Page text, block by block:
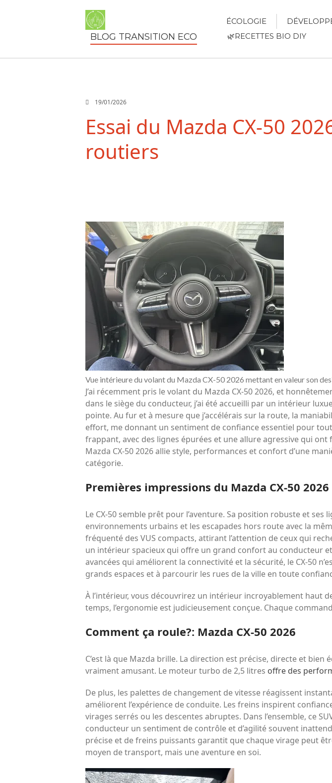
BLOG TRANSITION ECO
ÉCOLOGIE
🌿RECETTES BIO DIY
19/01/2026
Essai du Mazda CX-50
routiers
Vue intérieure du volant du Mazda CX-50 2026 mettant en valeur son
J’ai récemment pris le volant du Mazda CX-50 2026, et
dans le siège du conducteur, j’ai été accueilli par un intérieur
pointe. Au fur et à mesure que j’accélérais sur la route, la
effort, me donnant un sentiment de confiance essentiel pour
frappant, avec des lignes épurées et une allure agressive qui
Mazda CX-50 2026 allie style, performances et confort d’une
catégorie.
Premières impressions du Mazda CX-50 2026
Le CX-50 semble prêt pour l’aventure. Sa position robuste et
environnements urbains et les escapades hors route avec la
fréquenté des VUS compacts, attirant l’attention de ceux qui
un intérieur spacieux qui offre un grand confort au conducteur
avancées qui améliorent la connectivité et la sécurité, le CX-50
grands espaces et à parcourir les rues de la ville en toute
À l’intérieur, vous découvrirez un intérieur incroyablement haut
temps, l’ergonomie est judicieusement conçue. Chaque
Comment ça roule?: Mazda CX-50 2026
C’est là que Mazda brille. La direction est précise, directe et
vraiment amusant. Le moteur turbo de 2,5 litres offre des
De plus, les palettes de changement de vitesse réagissent
améliorent l’expérience de conduite. Les freins inspirent
virages serrés ou les descentes abruptes. Dans l’ensemble, ce
conducteur un sentiment de contrôle et d’agilité souvent
précise et de freins puissants garantit que chaque virage peut
moyen de transport, mais une aventure en soi.